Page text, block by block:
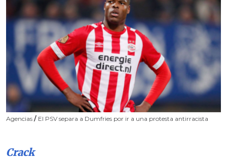
Agencias / El PSV separa a Dumfries por ir a una protesta antirracista
Crack